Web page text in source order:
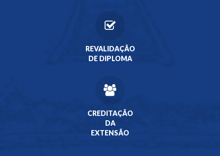
REVALIDAÇÃO
DE DIPLOMA
CREDITAÇÃO
DA
EXTENSÃO